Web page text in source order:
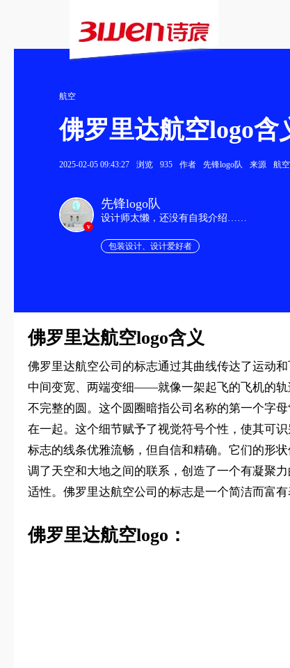
航空
佛罗里达航空logo
2025-02-05 09:43:27 浏览 935 作者 先锋logo队 来源 航
v
先锋logo队
设计师太懒，还没有自我介绍……
包装设计、设计爱好者
佛罗里达航空logo含义
佛罗里达航空公司的标志通过其曲线传达了运动
中间变宽、两端变细——就像一架起飞的飞机的轨
不完整的圆。这个圆圈暗指公司名称的第一个字
在一起。这个细节赋予了视觉符号个性，使其可
标志的线条优雅流畅，但自信和精确。它们的形
调了天空和大地之间的联系，创造了一个有凝聚
适性。佛罗里达航空公司的标志是一个简洁而富
佛罗里达航空logo：